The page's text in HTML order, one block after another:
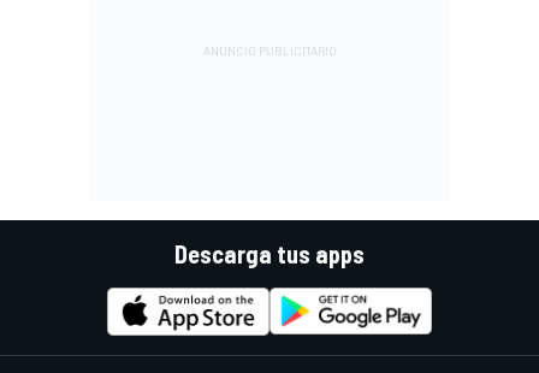
Descarga tus apps